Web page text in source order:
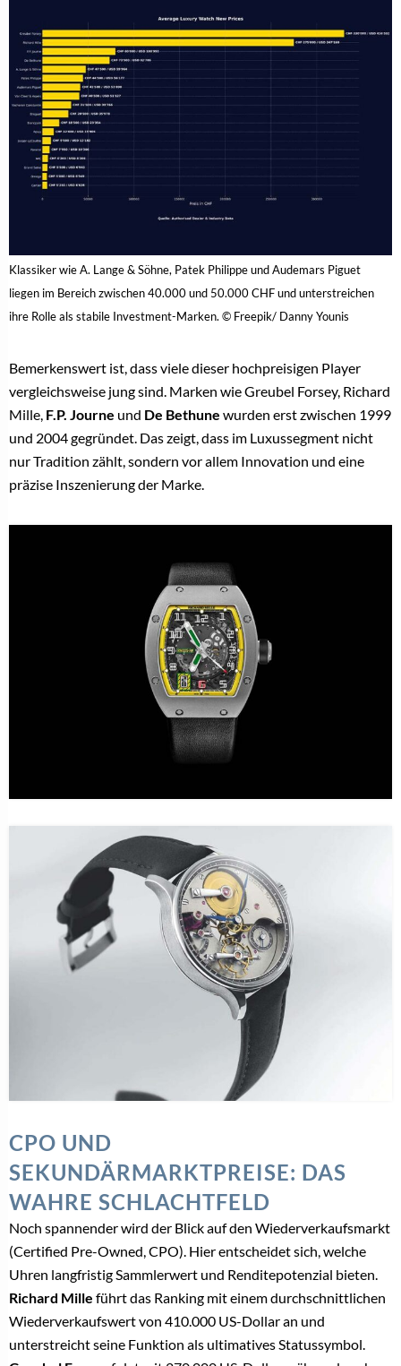
Klassiker wie A. Lange & Söhne, Patek Philippe und Audemars Piguet
liegen im Bereich zwischen 40.000 und 50.000 CHF und unterstreichen
ihre Rolle als stabile Investment-Marken. © Freepik/ Danny Younis
Bemerkenswert ist, dass viele dieser hochpreisigen Player
vergleichsweise jung sind. Marken wie Greubel Forsey, Richard
Mille, F.P. Journe und De Bethune wurden erst zwischen 1999
und 2004 gegründet. Das zeigt, dass im Luxussegment nicht
nur Tradition zählt, sondern vor allem Innovation und eine
präzise Inszenierung der Marke.
CPO UND
SEKUNDÄRMARKTPREISE: DAS
WAHRE SCHLACHTFELD
Noch spannender wird der Blick auf den Wiederverkaufsmarkt
(Certified Pre-Owned, CPO). Hier entscheidet sich, welche
Uhren langfristig Sammlerwert und Renditepotenzial bieten.
Richard Mille führt das Ranking mit einem durchschnittlichen
Wiederverkaufswert von 410.000 US-Dollar an und
unterstreicht seine Funktion als ultimatives Statussymbol.